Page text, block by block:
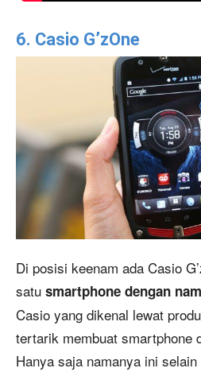
6. Casio G’zOne
Di posisi keenam ada Casio
satu smartphone dengan
Casio yang dikenal lewat
tertarik membuat smartphone
Hanya saja namanya ini